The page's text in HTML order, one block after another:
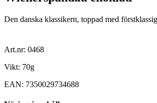
Den danska klassikern, toppad med
Art.nr: 0468
Vikt: 70g
EAN: 7350029734688